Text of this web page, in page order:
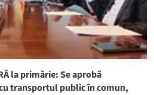
la primărie: Se aprobă
transportul public în comun,